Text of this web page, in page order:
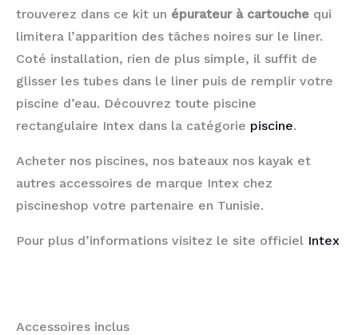
trouverez dans ce kit un épurateur à cartouche qui
limitera l’apparition des tâches noires sur le liner.
Coté installation, rien de plus simple, il suffit de
glisser les tubes dans le liner puis de remplir votre
piscine d’eau. Découvrez toute piscine
rectangulaire Intex dans la catégorie piscine.
Acheter nos piscines, nos bateaux nos kayak et
autres accessoires de marque Intex chez
piscineshop votre partenaire en Tunisie.
Pour plus d’informations visitez le site officiel Intex
Accessoires inclus